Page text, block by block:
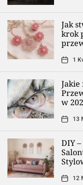
Jak
krok
1
w
13
DIY
12